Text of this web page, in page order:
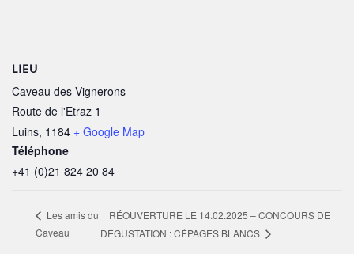
LIEU
Caveau des Vignerons
Route de l'Etraz 1
Luins, 1184 + Google Map
Téléphone
+41 (0)21 824 20 84
Les amis du
Caveau
RÉOUVERTURE LE 14.02.2025 – CONCOURS DE
DÉGUSTATION : CÉPAGES BLANCS